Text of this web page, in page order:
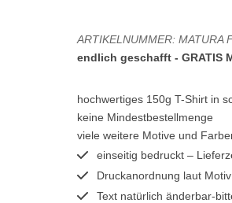
ARTIKELNUMMER:MATURA
endlich geschafft - GRATIS
hochwertiges 150g T-Shirt in
keine Mindestbestellmenge
viele weitere Motive und
einseitig bedruckt –
Druckanordnung laut Motiv
Text natürlich änderbar-